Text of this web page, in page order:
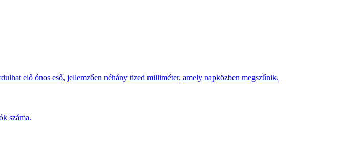
elő ónos eső, jellemzően néhány tized milliméter, amely napközben megszűnik.
száma.